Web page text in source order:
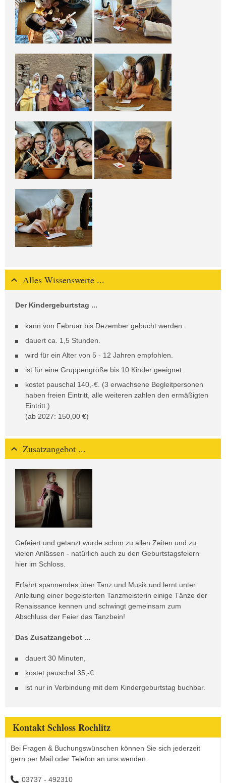
Alles Wissenswerte ...
Der Kindergeburtstag ...
kann von Februar bis Dezember gebucht werden.
dauert ca. 1,5 Stunden.
wird für ein Alter von 5 - 12 Jahren empfohlen.
ist für eine Gruppengröße bis 10 Kinder geeignet.
kostet pauschal 140,-€. (3 erwachsene Begleitpersonen
haben freien Eintritt, alle weiteren zahlen den ermäßigten
Eintritt.)
(ab 2027: 150,00 €)
Zusatzangebot ...
Gefeiert und getanzt wurde schon zu allen Zeiten und zu
vielen Anlässen - natürlich auch zu den Geburtstagsfeiern
hier im Schloss.
Erfahrt spannendes über Tanz und Musik und lernt unter
Anleitung einer begeisterten Tanzmeisterin einige Tänze der
Renaissance kennen und schwingt gemeinsam zum
Abschluss der Feier das Tanzbein!
Das Zusatzangebot ...
dauert 30 Minuten,
kostet pauschal 35,-€
ist nur in Verbindung mit dem Kindergeburtstag buchbar.
Kontakt Schloss Rochlitz
Bei Fragen & Buchungswünschen können Sie sich jederzeit
gern per Mail oder Telefon an uns wenden.
03737 - 492310